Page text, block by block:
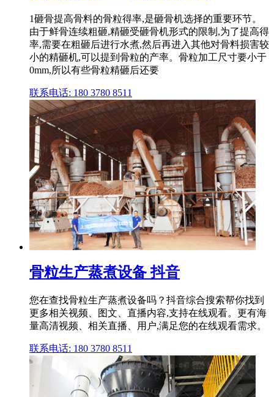
1砸骨提高骨料的骨粒得率,是砸骨机选择的重要环节。
由于鲜骨连续粗砸,精砸受砸骨机形式的限制,为了提高得
率,需要在粗砸后进行水煮,然后再进入其他对骨料损害较
小的精砸机,可以提到骨粒的产率。骨粒加工尺寸要小于
0mm,所以有些骨粒精砸后还要
联系电话: 180 3780 8511
骨粒生产蒸煮设备 抖音
您在查找骨粒生产蒸煮设备吗？抖音综合搜索帮你找到
更多相关视频、图文、直播内容,支持在线观看。更有海
量高清视频、相关直播、用户,满足您的在线观看需求。
联系电话: 180 3780 8511